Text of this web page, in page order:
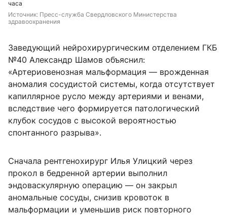
часа
Источник: Пресс-служба Свердловского Министерства
здравоохранения
Заведующий нейрохирургическим отделением ГКБ
№40 Александр Шамов объяснил:
«Артериовенозная мальформация — врожденная
аномалия сосудистой системы, когда отсутствует
капиллярное русло между артериями и венами,
вследствие чего формируется патологический
клубок сосудов с высокой вероятностью
спонтанного разрыва».
Сначала рентгенохирург Илья Улицкий через
прокол в бедренной артерии выполнил
эндоваскулярную операцию — он закрыл
аномальные сосуды, снизив кровоток в
мальформации и уменьшив риск повторного